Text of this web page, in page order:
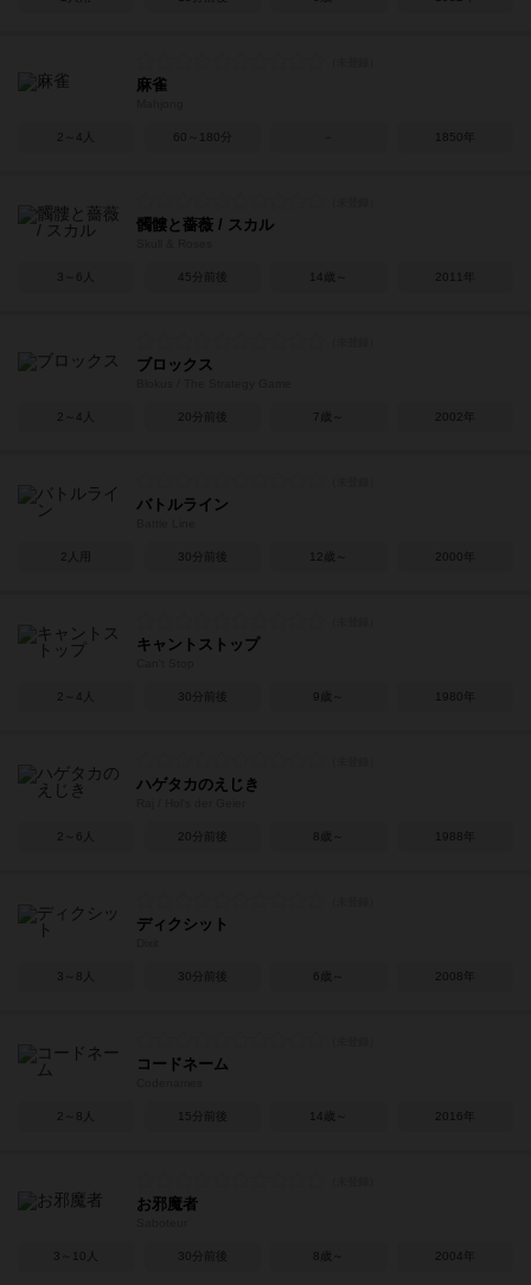
麻雀
2～4人 60～180分 1850年
髑髏と薔薇 / スカル
3～6人 45分前後 14歳～ 2011年
ブロックス
2～4人 20分前後 7歳～ 2002年
バトルライン
2人用 30分前後 12歳～ 2000年
キャントストップ
2～4人 30分前後 9歳～ 1980年
ハゲタカのえじき
2～6人 20分前後 8歳～ 1988年
ディクシット
3～8人 30分前後 6歳～ 2008年
コードネーム
2～8人 15分前後 14歳～ 2016年
お邪魔者
3～10人 30分前後 8歳～ 2004年